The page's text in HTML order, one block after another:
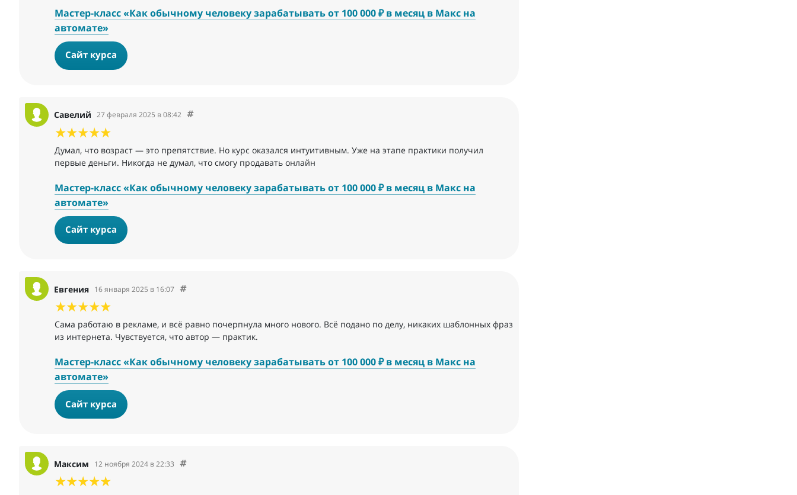
Мастер-класс «Как обычному человеку зарабатывать от 100 000 ₽ в месяц в Макс на
автомате»
Сайт курса
Савелий 27 февраля 2025 в 08:42
Думал, что возраст — это препятствие. Но курс оказался интуитивным. Уже на этапе практики получил
первые деньги. Никогда не думал, что смогу продавать онлайн
Мастер-класс «Как обычному человеку зарабатывать от 100 000 ₽ в месяц в Макс на
автомате»
Сайт курса
Евгения 16 января 2025 в 16:07
Сама работаю в рекламе, и всё равно почерпнула много нового. Всё подано по делу, никаких шаблонных фраз
из интернета. Чувствуется, что автор — практик.
Мастер-класс «Как обычному человеку зарабатывать от 100 000 ₽ в месяц в Макс на
автомате»
Сайт курса
Максим 12 ноября 2024 в 22:33